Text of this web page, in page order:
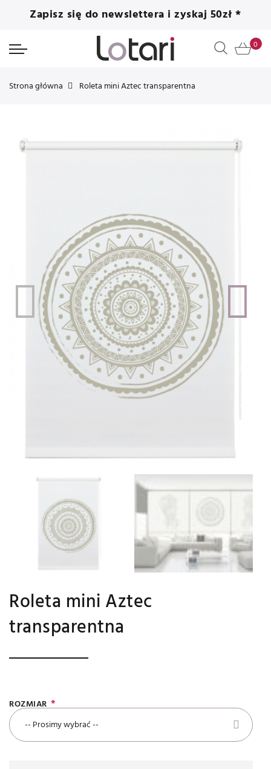
Zapisz się do newslettera i zyskaj 50zł *
Strona główna Roleta mini Aztec transparentna
Roleta mini Aztec
transparentna
ROZMIAR
-- Prosimy wybrać --